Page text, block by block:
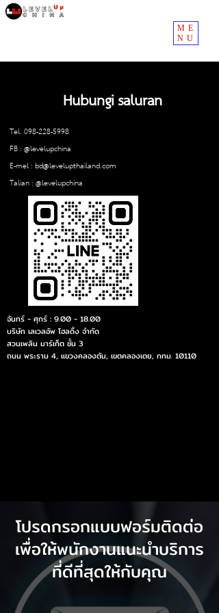
ME
NU
Hubungi saluran
Tel.098-228-5998
FB : @levelupchina
E-mel :bd@levelupthailand.com
Talian : @levelupchina
จันทร์ - ศุกร์ : 9.00 - 18.00
บริษัท เลเวลอัพ โฮลดิ้ง จำกัด
สวนเพลิน มาร์เก็ต ชั้น 3
ถนน พระราม 4, แขวงคลองตัน, เขตคลองเตย, กทม. 10110
โปรดกรอกแบบฟอร์มติดต่อ
เพื่อให้พนักงานแนะนำบริการ
ที่ดีที่สุดให้กับคุณ